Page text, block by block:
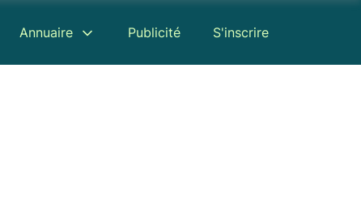
Annuaire Publicité S'inscrire